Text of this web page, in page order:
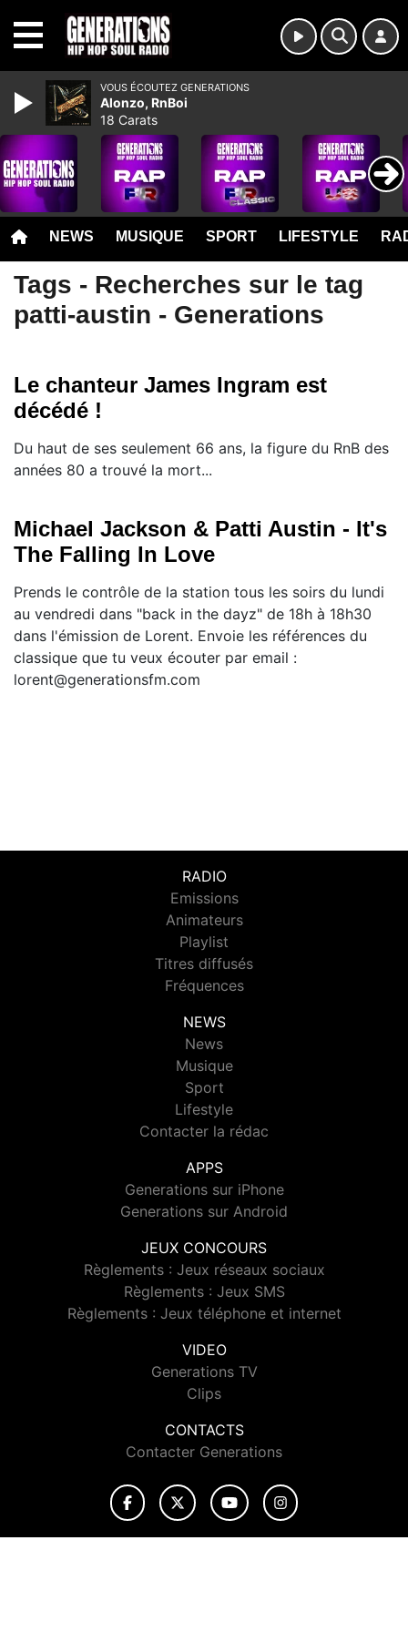
NEWS MUSIQUE SPORT LIFESTYLE
Tags - Recherches sur le tag
patti-austin - Generations
Le chanteur James Ingram est
décédé !
Du haut de ses seulement 66 ans, la figure du RnB des
années 80 a trouvé la mort...
Michael Jackson & Patti Austin - It's
The Falling In Love
Prends le contrôle de la station tous les soirs du lundi
au vendredi dans "back in the dayz" de 18h à 18h30
dans l'émission de Lorent. Envoie les références du
classique que tu veux écouter par email :
lorent@generationsfm.com
RADIO
Emissions
Animateurs
Playlist
Titres diffusés
Fréquences
NEWS
News
Musique
Sport
Lifestyle
Contacter la rédac
APPS
Generations sur iPhone
Generations sur Android
JEUX CONCOURS
Règlements : Jeux réseaux sociaux
Règlements : Jeux SMS
Règlements : Jeux téléphone et internet
VIDEO
Generations TV
Clips
CONTACTS
Contacter Generations
VOUS ÉCOUTEZ GENERATIONS
Alonzo, RnBoi
18 Carats